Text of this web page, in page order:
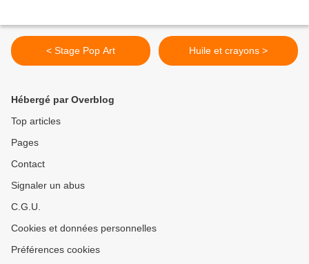
< Stage Pop Art Huile et crayons >
Hébergé par Overblog
Top articles
Pages
Contact
Signaler un abus
C.G.U.
Cookies et données personnelles
Préférences cookies